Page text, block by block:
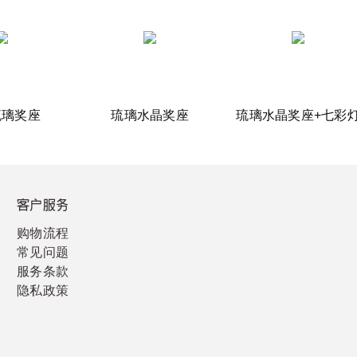
奖座 琉璃水晶奖座 琉璃水晶奖座+七彩
客户服务
购物流程
常见问题
服务条款
隐私政策